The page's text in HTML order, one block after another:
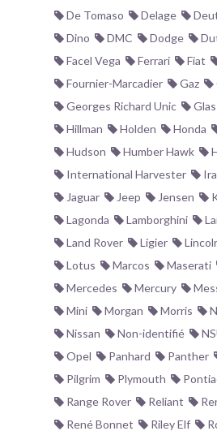
De Tomaso
Delage
Dino
DMC Dodge
Facel Vega
Ferrari Fiat
Fournier-Marcadier
Gaz
Georges Richard Unic
Glas
Hillman
Holden Honda
Hudson
Humber Hawk
International Harvester
Jaguar
Jeep Jensen
Lagonda
Lamborghini
Land Rover
Ligier
Lotus
Marcos Maserati
Mercedes
Mercury
Mini
Morgan Morris
Nissan
Non-identifié
Opel
Panhard Panther
Pilgrim
Plymouth
Range Rover
Reliant
René Bonnet
Riley Elf